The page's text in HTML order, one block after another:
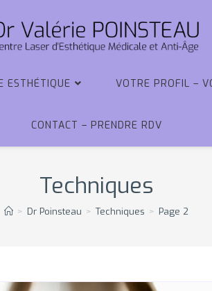
ESTHÉTIQUE VOTRE PROFIL –
CONTACT – PRENDRE RDV
Techniques
> Dr Poinsteau > Techniques > Page 2